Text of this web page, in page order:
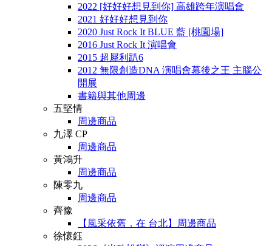
2022 [好好好想見到你] 高雄跨年演唱會
2021 好好好想見到你
2020 Just Rock It BLUE 藍 [桃園場]
2016 Just Rock It 演唱會
2015 超犀利趴6
2012 無限創造DNA 演唱會幕後之王 主腦公
開展
書籍與其他周邊
五堅情
周邊商品
九澤 CP
周邊商品
黃鴻升
周邊商品
陳零九
周邊商品
齊豫
【風采依舊．在 台北】周邊商品
徐懷鈺